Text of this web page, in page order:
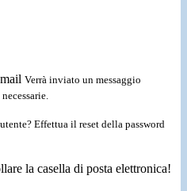
Verrà inviato un messaggio
Effettua il reset della password
la casella di posta elettronica!